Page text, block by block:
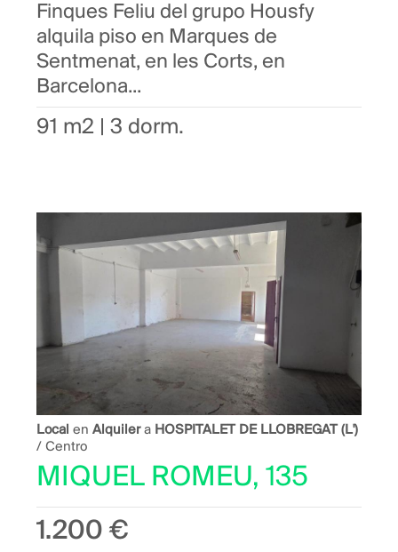
Finques Feliu del grupo Housfy
alquila piso en Marques de
Sentmenat, en les Corts, en
Barcelona...
91 m2 | 3 dorm.
Local enAlquilera HOSPITALET DE LLOBREGAT (L')
/ Centro
MIQUEL ROMEU, 135
1.200 €